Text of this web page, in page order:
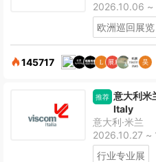
2026.10.06 ~
欧洲巡回展览
145717
推荐 意大利米
Italy
意大利·米兰
2026.10.27 ~
行业专业展